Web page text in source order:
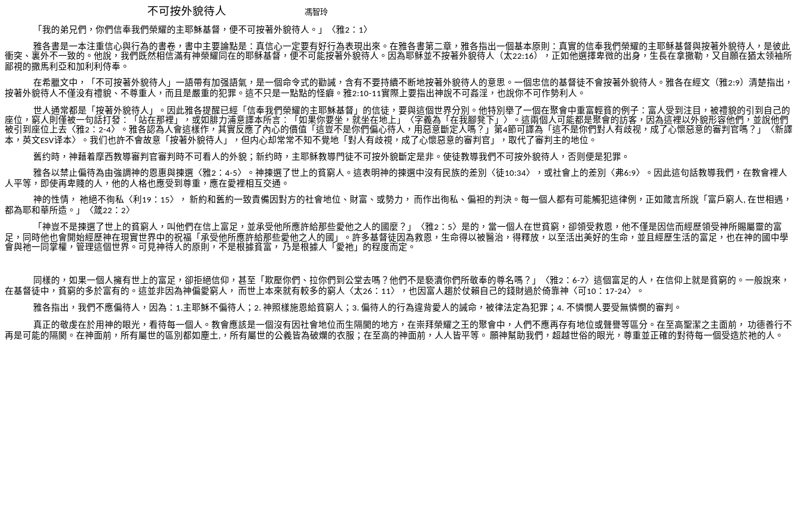
不可按外貌待人 馮智玲
「我的弟兄們，你們信奉我們榮耀的主耶穌基督，便不可按著外貌待人。」〈雅2 ： 1〉
雅各書是一本注重信心與行為的書卷，書中主要論點是：真信心一定要有好行為表現出來。在雅各書第二章，雅各指出一個基本原則：真實的信奉我們榮耀的主耶稣基督與按著外貌待人，是彼此
衝突、裏外不一致的。他說，我們既然相信滿有神榮耀同在的耶稣基督，便不可能按著外貌待人。因為耶稣並不按著外貌待人（太22:16），正如他選擇卑微的出身，生長在拿撒勒，又自願在猶太领袖所
鄙視的撒馬利亞和加利利侍奉。
在希臘文中，「不可按著外貌待人」一語帶有加强語氣，是一個命令式的勸誡，含有不要持續不断地按著外貌待人的意思。一個忠信的基督徒不會按著外貌待人。雅各在經文（雅2:9 ）清楚指出，
按著外貌待人不僅没有禮貌、不尊重人，而且是嚴重的犯罪。這不只是一點點的怪癖。雅2:10-11實際上要指出神說不可姦淫，也說你不可作勢利人。
世人通常都是「按著外貌待人」。因此雅各提醒已經「信奉我們榮耀的主耶穌基督」的信徒，要與這個世界分別。他特別舉了一個在聚會中重富輕貧的例子：富人受到注目，被禮貌的引到自己的
座位，窮人則僅被一句話打發：「站在那裡」，或如腓力浦意譯本所言：「如果你要坐，就坐在地上」〈字義為「在我腳凳下」〉。這兩個人可能都是聚會的訪客，因為這裡以外貌形容他們，並說他們
被引到座位上去〈雅2 ： 2-4〉。雅各認為人會這樣作，其實反應了內心的價值「這豈不是你們偏心待人，用惡意斷定人嗎？」第4節可譯為「這不是你們對人有歧视，成了心懷惡意的審判官嗎？」〈新譯
本，英文ESV译本〉。我们也許不會故意「按著外貌待人」，但内心却常常不知不覺地「對人有歧視，成了心懷惡意的審判官」，取代了審判主的地位。
舊约時，神藉着摩西教導審判官審判時不可看人的外貌；新约時，主耶稣教導門徒不可按外貌斷定是非。使徒教導我們不可按外貌待人，否则便是犯罪。
雅各以禁止偏待為由強調神的恩惠與揀選〈雅2 ： 4-5〉。神揀選了世上的貧窮人。這表明神的揀選中沒有民族的差別〈徒10:34〉，或社會上的差別〈弗6:9〉。因此這句話教導我們，在教會裡人
人平等，即使再卑賤的人，他的人格也應受到尊重，應在愛裡相互交通。
神的性情， 祂絕不徇私〈利 19 ： 15〉， 新約和舊約一致責備因對方的社會地位、財富、或勢力， 而作出徇私、偏袒的判決。每一個人都有可能觸犯這律例，正如箴言所說「富戶窮人 , 在世相遇，
都為耶和華所造。」〈箴22 ： 2〉
「神豈不是揀選了世上的貧窮人，叫他們在信上富足，並承受他所應許給那些愛他之人的國麼？」〈雅2 ： 5〉是的，當一個人在世貧窮，卻領受救恩，他不僅是因信而經歷領受神所賜屬靈的富
足，同時他也會開始經歷神在現實世界中的祝福「承受他所應許給那些愛他之人的國」。許多基督徒因為救恩，生命得以被醫治，得釋放，以至活出美好的生命，並且經歷生活的富足，也在神的國中學
會與祂一同掌權，管理這個世界。可見神待人的原則，不是根據貧富，
乃是根據人「愛祂」的程度而定。
同樣的，如果一個人擁有世上的富足，卻拒絕信仰，甚至「欺壓你們、拉你們到公堂去嗎？他們不是褻瀆你們所敬奉的尊名嗎？」〈雅2 ： 6-7〉這個富足的人，在信仰上就是貧窮的。一般說來，
在基督徒中，貧窮的多於富有的。這並非因為神偏愛窮人， 而世上本來就有較多的窮人〈太26 ： 11〉，也因富人趨於仗賴自己的錢財過於倚靠神〈可10 ： 17-24〉。
雅各指出，我們不應偏待人，因為： 1.主耶穌不偏待人； 2. 神照樣施恩給貧窮人； 3. 偏待人的行為違背愛人的誡命，被律法定為犯罪； 4. 不憐憫人要受無憐憫的審判。
真正的敬虔在於用神的眼光，看待每一個人。教會應該是一個沒有因社會地位而生隔閡的地方，在崇拜榮耀之王的聚會中，人們不應再存有地位或聲譽等區分。在至高聖潔之主面前， 功德善行不
再是可能的隔閡。在神面前，所有屬世的區別都如塵土 , ，所有屬世的公義皆為破爛的衣服；在至高的神面前，人人皆平等。 願神幫助我們，超越世俗的眼光，尊重並正確的對待每一個 受造於祂的人。